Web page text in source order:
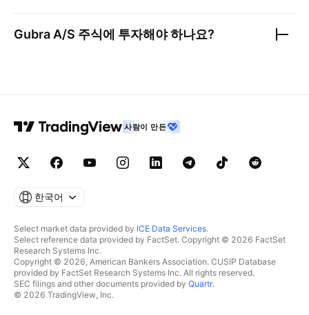
Gubra A/S 주식에 투자해야 하나요?
사람이 만든
한국어
Select market data provided by ICE Data Services.
Select reference data provided by FactSet. Copyright © 2026 FactSet
Research Systems Inc.
Copyright © 2026, American Bankers Association. CUSIP Database
provided by FactSet Research Systems Inc. All rights reserved.
SEC filings and other documents provided by Quartr.
© 2026 TradingView, Inc.